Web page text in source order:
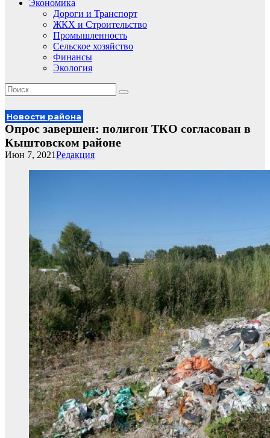
Экономика
Дороги и Транспорт
ЖКХ и Строительство
Промышленность
Сельское хозяйство
Финансы
Экология
Новости района
Опрос завершен: полигон ТКО согласован в
Кыштовском районе
Редакция
Июн 7, 2021